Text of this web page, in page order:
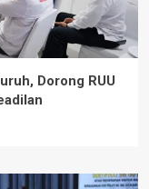
Dorong RUU